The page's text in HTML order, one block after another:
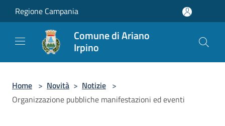
Salta al contenuto principale
Regione Campania
Comune di Ariano
Irpino
Home > Novità > Notizie >
Organizzazione pubbliche manifestazioni ed eventi